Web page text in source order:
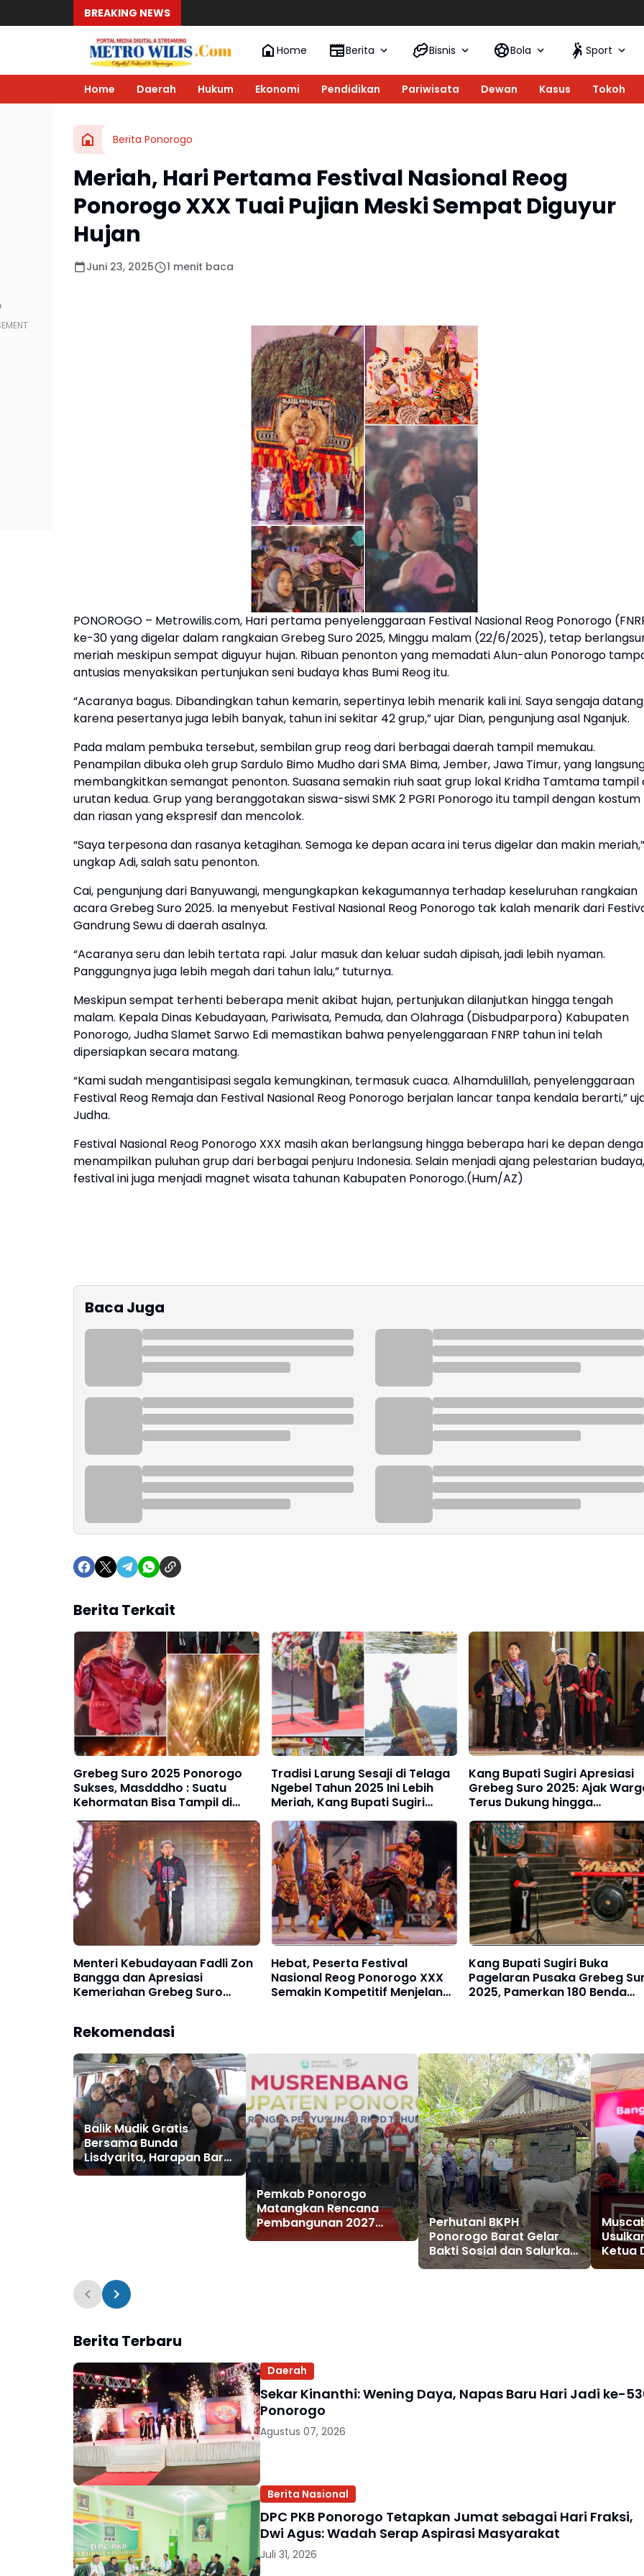
BREAKING NEWS Sekar
Home Berita Bisnis Bola Sport
Home Daerah Hukum Ekonomi Pendidikan Pariwisata Dewan Kasus Tokoh
Berita Ponorogo
Meriah, Hari Pertama Festival Nasional Reog
Ponorogo XXX Tuai Pujian Meski Sempat Diguyur
Hujan
Juni 23, 2025 1 menit baca
PONOROGO – Metrowilis.com, Hari pertama penyelenggaraan Festival Nasional Reog Ponorogo
ke-30 yang digelar dalam rangkaian Grebeg Suro 2025, Minggu malam (22/6/2025), tetap
meriah meskipun sempat diguyur hujan. Ribuan penonton yang memadati Alun-alun Ponorogo
antusias menyaksikan pertunjukan seni budaya khas Bumi Reog itu.
“Acaranya bagus. Dibandingkan tahun kemarin, sepertinya lebih menarik kali ini. Saya sengaja datang
karena pesertanya juga lebih banyak, tahun ini sekitar 42 grup,” ujar Dian, pengunjung asal Nganjuk.
Pada malam pembuka tersebut, sembilan grup reog dari berbagai daerah tampil memukau.
Penampilan dibuka oleh grup Sardulo Bimo Mudho dari SMA Bima, Jember, Jawa Timur, yang
membangkitkan semangat penonton. Suasana semakin riuh saat grup lokal Kridha Tamtama tampil
urutan kedua. Grup yang beranggotakan siswa-siswi SMK 2 PGRI Ponorogo itu tampil dengan kostum
dan riasan yang ekspresif dan mencolok.
“Saya terpesona dan rasanya ketagihan. Semoga ke depan acara ini terus digelar dan makin meriah,”
ungkap Adi, salah satu penonton.
Cai, pengunjung dari Banyuwangi, mengungkapkan kekagumannya terhadap keseluruhan rangkaian
acara Grebeg Suro 2025. Ia menyebut Festival Nasional Reog Ponorogo tak kalah menarik dari
Gandrung Sewu di daerah asalnya.
“Acaranya seru dan lebih tertata rapi. Jalur masuk dan keluar sudah dipisah, jadi lebih nyaman.
Panggungnya juga lebih megah dari tahun lalu,” tuturnya.
Meskipun sempat terhenti beberapa menit akibat hujan, pertunjukan dilanjutkan hingga tengah
malam. Kepala Dinas Kebudayaan, Pariwisata, Pemuda, dan Olahraga (Disbudparpora) Kabupaten
Ponorogo, Judha Slamet Sarwo Edi memastikan bahwa penyelenggaraan FNRP tahun ini telah
dipersiapkan secara matang.
“Kami sudah mengantisipasi segala kemungkinan, termasuk cuaca. Alhamdulillah, penyelenggaraan
Festival Reog Remaja dan Festival Nasional Reog Ponorogo berjalan lancar tanpa kendala berarti,”
Judha.
Festival Nasional Reog Ponorogo XXX masih akan berlangsung hingga beberapa hari ke depan
menampilkan puluhan grup dari berbagai penjuru Indonesia. Selain menjadi ajang pelestarian budaya,
festival ini juga menjadi magnet wisata tahunan Kabupaten Ponorogo.(Hum/AZ)
Baca Juga
Berita Terkait
Grebeg Suro 2025 Ponorogo
Sukses, Masdddho : Suatu
Kehormatan Bisa Tampil di
Acara Sebesar Ini dan Senyeni
Ini. Saya Berterima Kasih
Kepada Bupati Ponorogo Kang
Giri
Tradisi Larung Sesaji di Telaga
Ngebel Tahun 2025 Ini Lebih
Meriah, Kang Bupati Sugiri
Secara Langsung Melarung
Tumpeng Agung ke Tengah
Telaga
Kang Bupati Sugiri Apresiasi
Grebeg Suro 2025: Ajak
Terus Dukung hingga
Penutupan
Menteri Kebudayaan Fadli Zon
Bangga dan Apresiasi
Kemeriahan Grebeg Suro
Hebat, Peserta Festival
Nasional Reog Ponorogo XXX
Semakin Kompetitif Menjelang
Kang Bupati Sugiri Buka
Pagelaran Pusaka Grebeg
2025, Pamerkan 180 Benda
Rekomendasi
Balik Mudik Gratis
Bersama Bunda
Lisdyarita, Harapan Baru
dari Ponorogo Menuju
Pemkab Ponorogo
Matangkan Rencana
Pembangunan 2027
Lewat Musrenbang
Perhutani BKPH
Ponorogo Barat Gelar
Bakti Sosial dan Salurkan
Hewan Qurban untuk
Ketua
Berita Terbaru
Daerah
Sekar Kinanthi: Wening Daya, Napas Baru Hari Jadi ke-
Ponorogo
Agustus 07, 2026
Berita Nasional
DPC PKB Ponorogo Tetapkan Jumat sebagai Hari Fraksi,
Dwi Agus: Wadah Serap Aspirasi Masyarakat
Juli 31, 2026